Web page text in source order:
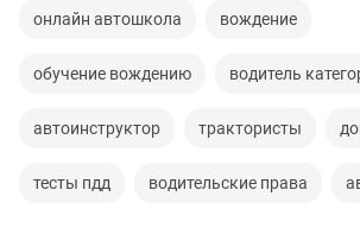
онлайн автошкола вождение
обучение вождению водитель
автоинструктор трактористы
тесты пдд водительские права